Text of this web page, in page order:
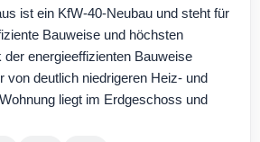
ist ein KfW-40-Neubau und steht für
Bauweise und höchsten
energieeffizienten Bauweise
von deutlich niedrigeren Heiz- und
liegt im Erdgeschoss und